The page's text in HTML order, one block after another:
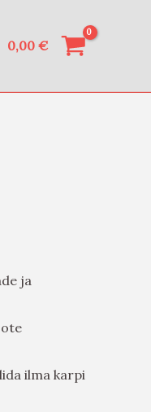
0,00 €
ja
ilma karpi